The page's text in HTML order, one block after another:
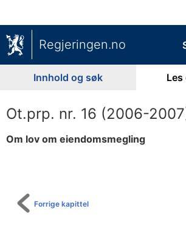
Regjeringen.no
Innhold og søk
Ot.prp. nr. 16 (2006-
Om lov om eiendomsmegling
Forrige kapittel